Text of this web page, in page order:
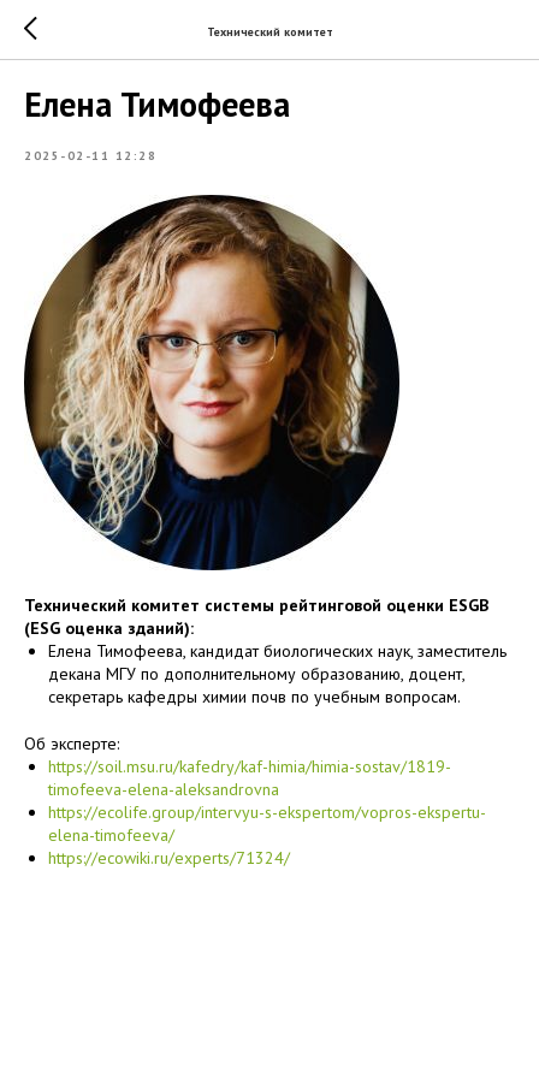
Технический комитет
Елена Тимофеева
2025-02-11 12:28
Технический комитет системы рейтинговой оценки ESGB
(ESG оценка зданий):
Елена Тимофеева, кандидат биологических наук, заместитель
декана МГУ по дополнительному образованию, доцент,
секретарь кафедры химии почв по учебным вопросам.
Об эксперте:
https://soil.msu.ru/kafedry/kaf-himia/himia-sostav/1819-
timofeeva-elena-aleksandrovna
https://ecolife.group/intervyu-s-ekspertom/vopros-ekspertu-
elena-timofeeva/
https://ecowiki.ru/experts/71324/